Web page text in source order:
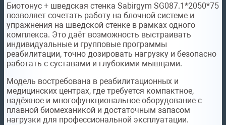
Биотонус + шведская стенка Sabirgym SG087.1*2050*75
позволяет сочетать работу на блочной системе и
упражнения на шведской стенке в рамках одного
комплекса. Это даёт возможность выстраивать
индивидуальные и групповые программы
реабилитации, точно дозировать нагрузку и безопасно
работать с суставами и глубокими мышцами.
Модель востребована в реабилитационных и
медицинских центрах, где требуется компактное,
надёжное и многофункциональное оборудование с
плавной биомеханикой и достаточным запасом
нагрузки для профессиональной эксплуатации.